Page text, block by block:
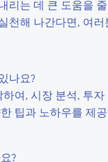
는 데 큰 도움을
해 나간다면, 여
나요?
여, 시장 분석, 투
팁과 노하우를 제
?